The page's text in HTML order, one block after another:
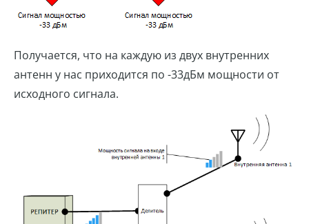
Получается, что на каждую из двух внутренних
антенн у нас приходится по -33дБм мощности от
исходного сигнала.